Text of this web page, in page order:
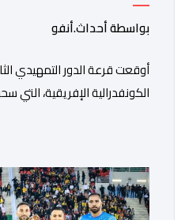
بواسطة أحداث.أنفو
أوقعت قرعة الدور التمهيدي
الكونفدرالية الإفريقية،
ووسط القارة. ​وسيكون نادي
مواجهة المتأهل من المباراة
واريورز النيجيري ونادي